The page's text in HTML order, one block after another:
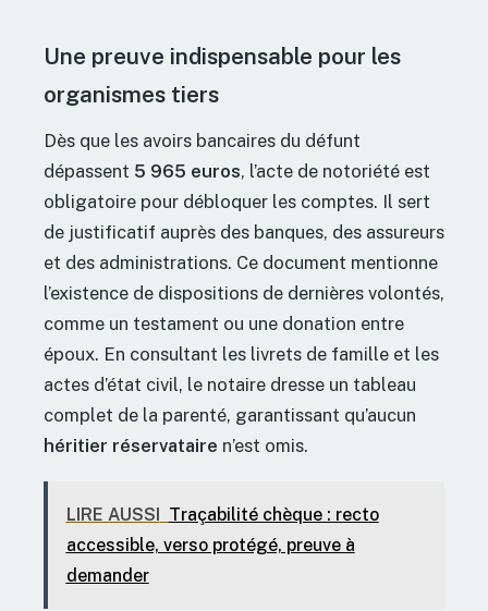
Une preuve indispensable pour les
organismes tiers
Dès que les avoirs bancaires du défunt
dépassent 5 965 euros, l’acte de notoriété est
obligatoire pour débloquer les comptes. Il sert
de justificatif auprès des banques, des assureurs
et des administrations. Ce document mentionne
l’existence de dispositions de dernières volontés,
comme un testament ou une donation entre
époux. En consultant les livrets de famille et les
actes d’état civil, le notaire dresse un tableau
complet de la parenté, garantissant qu’aucun
héritier réservataire n’est omis.
LIRE AUSSI
Traçabilité chèque : recto
accessible, verso protégé, preuve à
demander